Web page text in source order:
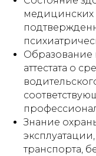
медицинских
Образование
аттестата о
Знание
транспорта,